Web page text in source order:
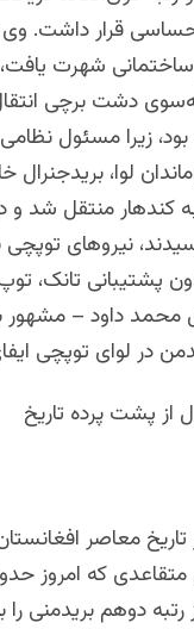
قرار داشت. وی
شهرت
به‌سوی دشت برچی
زیرا مسئول
لوا، بریدجنرال
کندهار منتقل شد و
نیروهای توپچی
پشتیبانی تانک،
محمد داود – مشهور
در لوای توپچی
پشت پرده تاریخ
معاصر
که امروز
دوهم بریدمنی